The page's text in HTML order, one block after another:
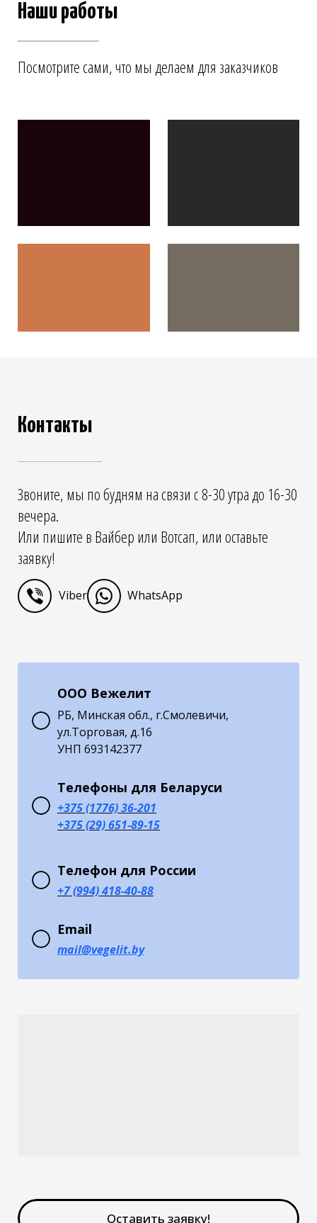
Наши работы
Посмотрите сами, что мы делаем для заказчиков
Контакты
Звоните, мы по будням на связи с 8-30 утра до 16-30
вечера.
Или пишите в Вайбер или Вотсап, или оставьте
заявку!
Viber WhatsApp
ООО Вежелит
РБ, Минская обл., г.Смолевичи,
ул.Торговая, д.16
УНП 693142377
Телефоны для Беларуси
+375 (1776) 36-201
+375 (29) 651-89-15
Телефон для России
+7 (994) 418-40-88
Email
mail@vegelit.by
Оставить заявку!